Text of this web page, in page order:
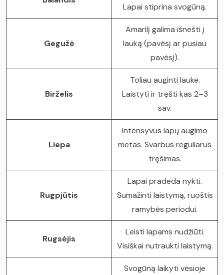
Lapai stiprina svogūną.
Gegužė
Amarilį galima išnešti į
lauką (pavėsį ar pusiau
pavėsį).
Birželis
Toliau auginti lauke.
Laistyti ir tręšti kas 2–3
sav.
Liepa
Intensyvus lapų augimo
metas. Svarbus reguliarus
tręšimas.
Rugpjūtis
Lapai pradeda nykti.
Sumažinti laistymą, ruoštis
ramybės periodui.
Rugsėjis
Leisti lapams nudžiūti.
Visiškai nutraukti laistymą.
Svogūną laikyti vėsioje